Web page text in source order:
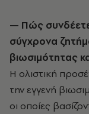
— Πώς συνδέετε τις παραδοσιακές τεχνικές με τα
σύγχρονα
βιωσιμότητας
Η ολιστική
την εγγενή
οι οποίες